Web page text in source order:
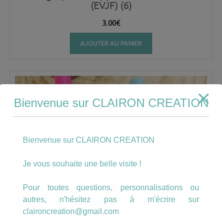
(EVJF) (6)
3.00€
AJOUTER AU PANIER
Bienvenue sur CLAIRON CREATION
Bienvenue sur CLAIRON CREATION
Je vous souhaite une belle visite !
Pour toutes questions, personnalisations ou
autres, n'hésitez pas à m'écrire sur
claironcreation@gmail.com